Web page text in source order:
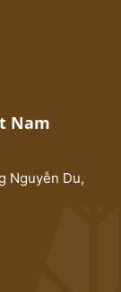
Nam
Nguyễn Du,